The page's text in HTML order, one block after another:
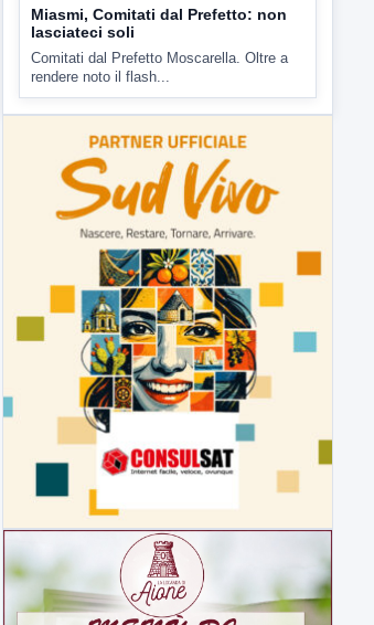
Miasmi, Comitati dal Prefetto: non
lasciateci soli
Comitati dal Prefetto Moscarella. Oltre a
rendere noto il flash...